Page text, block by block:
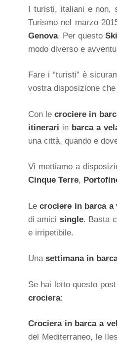
I turisti, italiani e non,
Turismo nel marzo
Genova. Per questo
modo diverso e
Fare i “turisti” è
vostra disposizione
Con lecrociere in
itinerari in barca a
una città, quando e
Vi mettiamo a
Cinque Terre,
Lecrociere in barca a
di amici single. Basta
e irripetibile.
Una settimana in
Se hai letto questo
crociera:
Crociera in barca a
del Mediterraneo, le